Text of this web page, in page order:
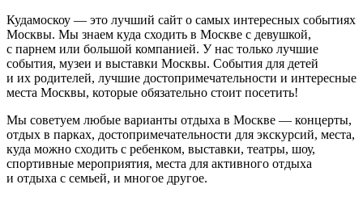
Кудамоскоу — это лучший сайт о самых интересных событиях
Москвы. Мы знаем куда сходить в Москве с девушкой,
с парнем или большой компанией. У нас только лучшие
события, музеи и выставки Москвы. События для детей
и их родителей, лучшие достопримечательности и интересные
места Москвы, которые обязательно стоит посетить!
Мы советуем любые варианты отдыха в Москве — концерты,
отдых в парках, достопримечательности для экскурсий, места,
куда можно сходить с ребенком, выставки, театры, шоу,
спортивные мероприятия, места для активного отдыха
и отдыха с семьей, и многое другое.